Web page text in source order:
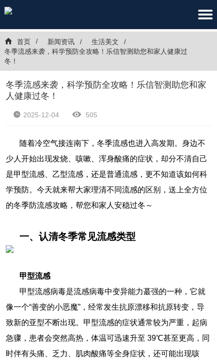
首页 新闻资讯
生活美文
冬季流感来袭，科学预防全攻略！乐信智测助您和家人健康过
冬！
冬季流感来袭，科学预防全攻略！乐信智测助您和家
人健康过冬！
2025-12-04 505
随着冷空气接连南下，冬季流感也进入高发期。身边不
少人开始出现发烧、咳嗽、浑身酸痛的症状，却分不清自己
是甲型流感、乙型流感，还是普通流感，更不知道该如何科
学预防。今天就来帮大家理清不同流感的区别，送上全方位
的冬季防流感攻略，帮您和家人安稳过冬～
一、认清冬季常见流感类型
甲型流感
甲型流感病毒是流感病毒中变异能力蕞强的一种，它就
像一个“善变的小恶魔”，经常发生抗原漂移和抗原转变，导
致新的亚型不断出现。甲型流感的症状通常较为严重，起病
急骤，患者会突然高热，体温可迅速升至 39℃甚至更高，同
时伴有头痛、乏力、肌肉酸痛等全身症状，还可能出现咳